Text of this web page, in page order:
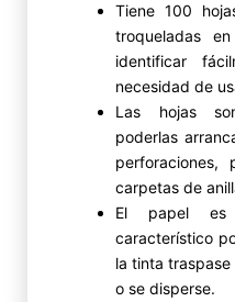
Tiene 100
troqueladas
identificar
necesidad de
Las hojas
poderlas
perforaciones,
carpetas de
El papel
característico
la tinta
o se disperse.